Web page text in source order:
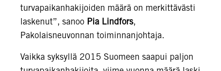
turvapaikanhakijoiden määrä on merkittävästi
laskenut”, sanoo Pia Lindfors,
Pakolaisneuvonnan toiminnanjohtaja.
Vaikka syksyllä 2015 Suomeen saapui paljon